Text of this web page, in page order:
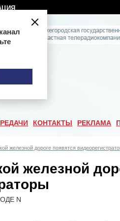
КОНТАКТЫ РЕКЛАМА
железной дороге появятся
железной
N